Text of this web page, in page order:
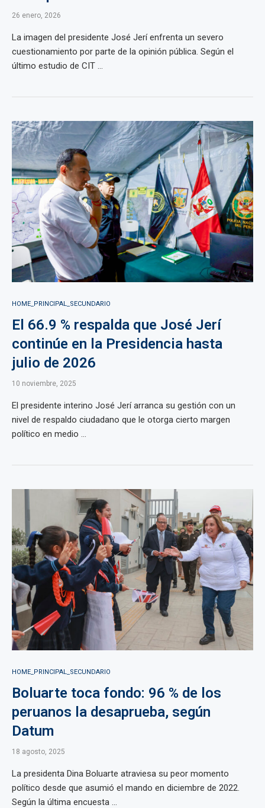
26 enero, 2026
La imagen del presidente José Jerí enfrenta un severo
cuestionamiento por parte de la opinión pública. Según el
último estudio de CIT ...
HOME_PRINCIPAL_SECUNDARIO
El 66.9 % respalda que José Jerí
continúe en la Presidencia hasta
julio de 2026
10 noviembre, 2025
El presidente interino José Jerí arranca su gestión con un
nivel de respaldo ciudadano que le otorga cierto margen
político en medio ...
HOME_PRINCIPAL_SECUNDARIO
Boluarte toca fondo: 96 % de los
peruanos la desaprueba, según
Datum
18 agosto, 2025
La presidenta Dina Boluarte atraviesa su peor momento
político desde que asumió el mando en diciembre de 2022.
Según la última encuesta ...